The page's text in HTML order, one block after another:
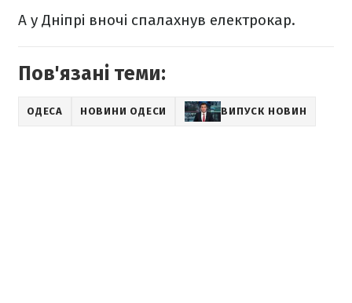
А у Дніпрі вночі спалахнув електрокар.
Пов'язані теми:
ОДЕСА НОВИНИ ОДЕСИ ВИПУСК НОВИН